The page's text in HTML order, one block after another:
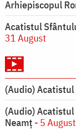
Arhiepiscopul
Acatistul
31 August
(Audio)
(Audio)
Neamț - 5 August